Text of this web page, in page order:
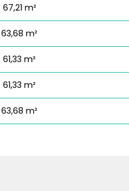
67,21 m²
63,68 m²
61,33 m²
61,33 m²
63,68 m²